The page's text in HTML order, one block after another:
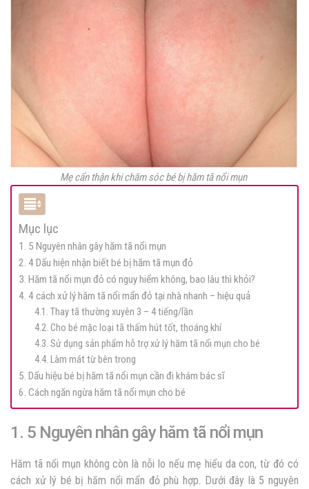
Mẹ cẩn thận khi chăm sóc bé bị hăm tã nổi mụn
Mục lục
1. 5 Nguyên nhân gây hăm tã nổi mụn
2. 4 Dấu hiện nhận biết bé bị hăm tã mụn đỏ
3. Hăm tã nổi mụn đỏ có nguy hiểm không, bao lâu thì khỏi?
4. 4 cách xử lý hăm tã nổi mẩn đỏ tại nhà nhanh – hiệu quả
4.1. Thay tã thường xuyên 3 – 4 tiếng/lần
4.2. Cho bé mặc loại tã thấm hút tốt, thoáng khí
4.3. Sử dụng sản phẩm hỗ trợ xử lý hăm tã nổi mụn cho bé
4.4. Làm mát từ bên trong
5. Dấu hiệu bé bị hăm tã nổi mụn cần đi khám bác sĩ
6. Cách ngăn ngừa hăm tã nổi mụn cho bé
1. 5 Nguyên nhân gây hăm tã nổi mụn
Hăm tã nổi mụn không còn là nỗi lo nếu mẹ hiểu da con, từ đó có
cách xử lý bé bị hăm nổi mẩn đỏ phù hợp. Dưới đây là 5 nguyên